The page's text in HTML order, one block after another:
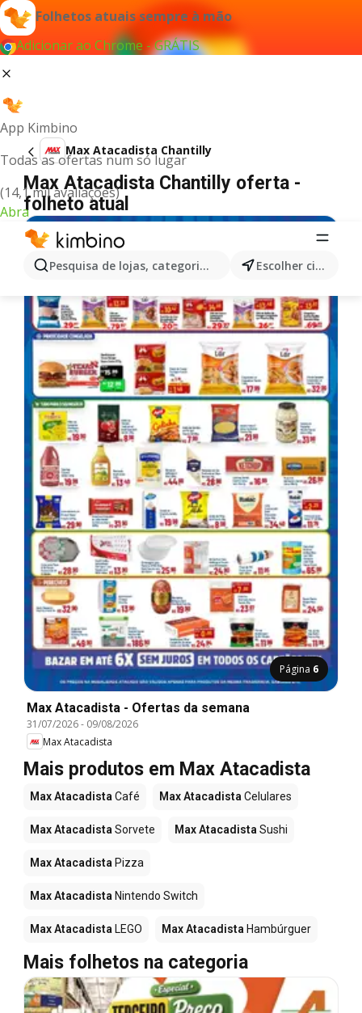
Folhetos atuais sempre à mão
Adicionar ao Chrome - GRÁTIS
App Kimbino
Todas as ofertas num só lugar
(14,1 mil avaliações)
Abra
Pesquisa de lojas, categorias,produtos... Escolher cidade
Max Atacadista Chantilly
Max Atacadista Chantilly oferta -
folheto atual
Página 6
Max Atacadista - Ofertas da semana
31/07/2026- 09/08/2026
Max Atacadista
Mais produtos em Max Atacadista
Max AtacadistaCafé Max AtacadistaCelulares
Max AtacadistaSorvete Max AtacadistaSushi
Max Atacadista Pizza
Max Atacadista Nintendo Switch
Max Atacadista LEGO Max Atacadista Hambúrguer
Mais folhetos na categoria